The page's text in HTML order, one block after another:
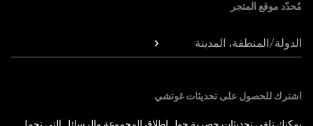
مُحدّد موقع المتجر
الدولة/المنطقة، المدينة
اشترك للحصول على تحديثات غوتشي